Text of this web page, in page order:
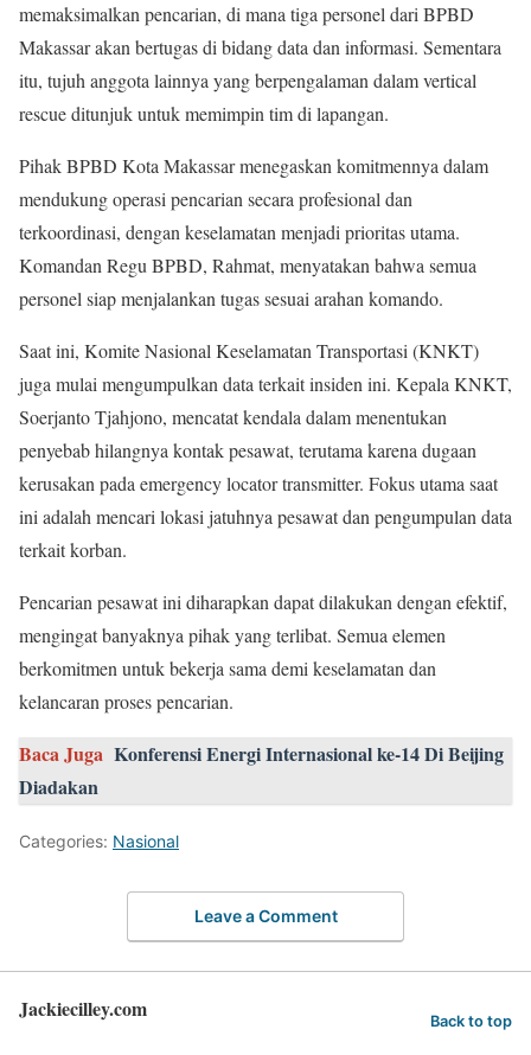
memaksimalkan pencarian, di mana tiga personel dari BPBD
Makassar akan bertugas di bidang data dan informasi. Sementara
itu, tujuh anggota lainnya yang berpengalaman dalam vertical
rescue ditunjuk untuk memimpin tim di lapangan.
Pihak BPBD Kota Makassar menegaskan komitmennya dalam
mendukung operasi pencarian secara profesional dan
terkoordinasi, dengan keselamatan menjadi prioritas utama.
Komandan Regu BPBD, Rahmat, menyatakan bahwa semua
personel siap menjalankan tugas sesuai arahan komando.
Saat ini, Komite Nasional Keselamatan Transportasi (KNKT)
juga mulai mengumpulkan data terkait insiden ini. Kepala KNKT,
Soerjanto Tjahjono, mencatat kendala dalam menentukan
penyebab hilangnya kontak pesawat, terutama karena dugaan
kerusakan pada emergency locator transmitter. Fokus utama saat
ini adalah mencari lokasi jatuhnya pesawat dan pengumpulan data
terkait korban.
Pencarian pesawat ini diharapkan dapat dilakukan dengan efektif,
mengingat banyaknya pihak yang terlibat. Semua elemen
berkomitmen untuk bekerja sama demi keselamatan dan
kelancaran proses pencarian.
Baca Juga Konferensi Energi Internasional ke-14 Di Beijing
Diadakan
Categories: Nasional
Leave a Comment
Jackiecilley.com Back to top